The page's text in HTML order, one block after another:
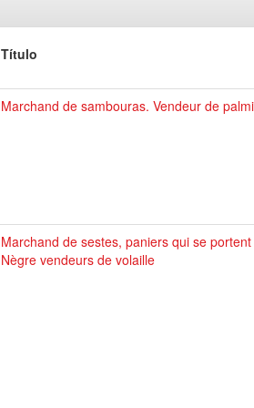
Título
Marchand de sambouras. Vendeur de
Marchand de sestes, paniers qui se
Nègre vendeurs de volaille